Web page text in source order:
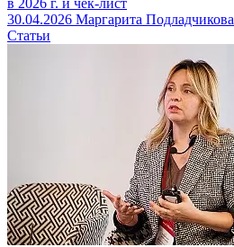
30.04.2026 Маргарита Подладчикова
Статьи